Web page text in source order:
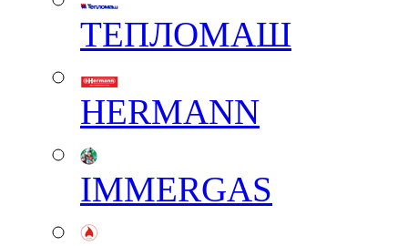
ТЕПЛОМАШ
HERMANN
IMMERGAS